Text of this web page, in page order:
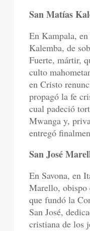
San Matías
En Kampala,
Kalemba, de
Fuerte, mártir,
culto
en Cristo
propagó la fe
cual padeció
Mwanga y,
entregó
San José
En Savona, en
Marello, obispo
que fundó la
San José,
cristiana de los